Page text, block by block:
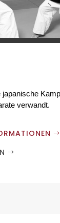
japanische
verwandt.